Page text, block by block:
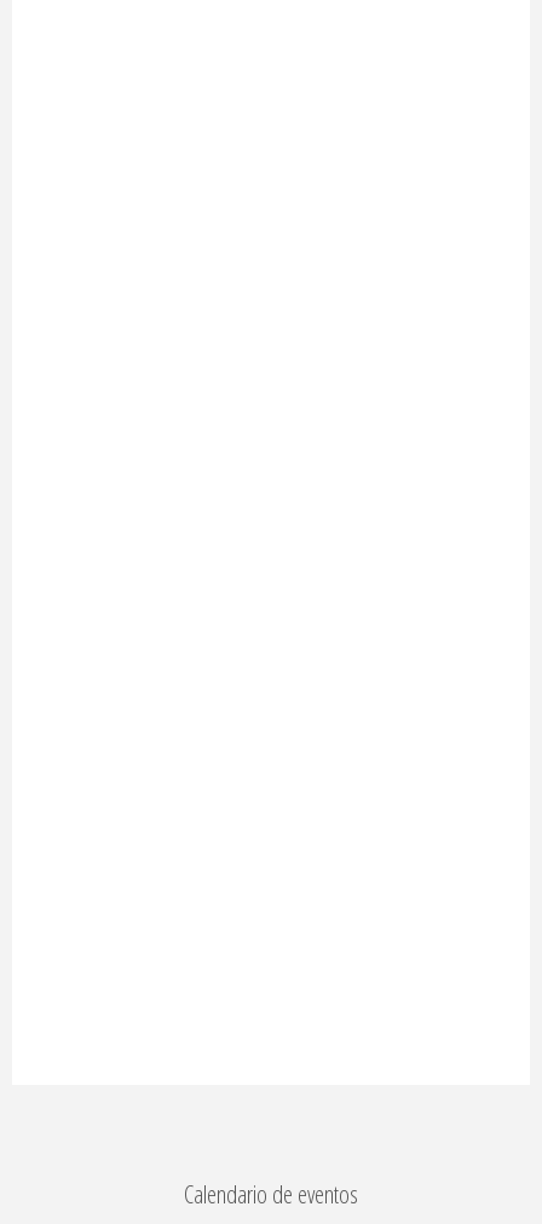
Calendario de eventos